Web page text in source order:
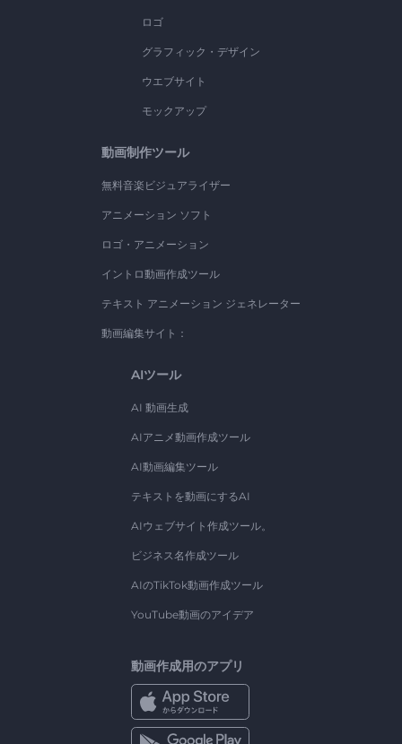
ロゴ
グラフィック・デザイン
ウエブサイト
モックアップ
動画制作ツール
無料音楽ビジュアライザー
アニメーション ソフト
ロゴ・アニメーション
イントロ動画作成ツール
テキスト アニメーション ジェネレーター
動画編集サイト：
AIツール
AI 動画生成
AIアニメ動画作成ツール
AI動画編集ツール
テキストを動画にするAI
AIウェブサイト作成ツール。
ビジネス名作成ツール
AIのTikTok動画作成ツール
YouTube動画のアイデア
動画作成用のアプリ